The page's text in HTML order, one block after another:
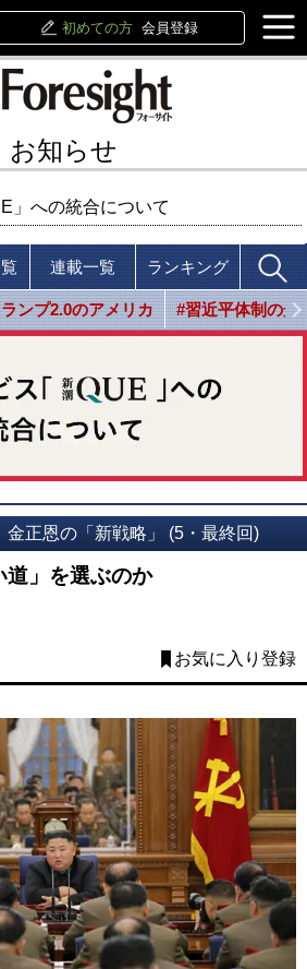
初めての方 会員登録
お知らせ
」への統合について
連載一覧 ランキング
ンプ2.0のアメリカ #習近平体制の光
金正恩の「新戦略」 (5・最終回)
道」を選ぶのか
お気に入り登録